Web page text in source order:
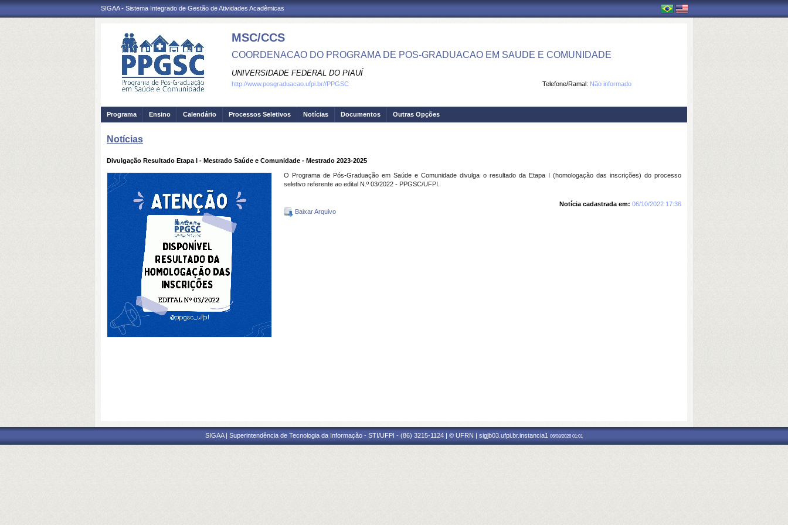
SIGAA - Sistema Integrado de Gestão de Atividades Acadêmicas
MSC/CCS
COORDENACAO DO PROGRAMA DE POS-GRADUACAO EM SAUDE E COMUNIDADE
UNIVERSIDADE FEDERAL DO PIAUÍ
Telefone/Ramal: Não informado
http://www.posgraduacao.ufpi.br//PPGSC
Programa Ensino Calendário Processos Seletivos Notícias Documentos Outras Opções
Notícias
Divulgação Resultado Etapa I - Mestrado Saúde e Comunidade - Mestrado 2023-2025
O Programa de Pós-Graduação em Saúde e Comunidade divulga o resultado da Etapa I (homologação das inscrições) do processo
seletivo referente ao edital N.º 03/2022 - PPGSC/UFPI.
Notícia cadastrada em: 06/10/2022 17:36
Baixar Arquivo
SIGAA | Superintendência de Tecnologia da Informação - STI/UFPI - (86) 3215-1124 | © UFRN | sigjb03.ufpi.br.instancia1 06/08/2026 01:01